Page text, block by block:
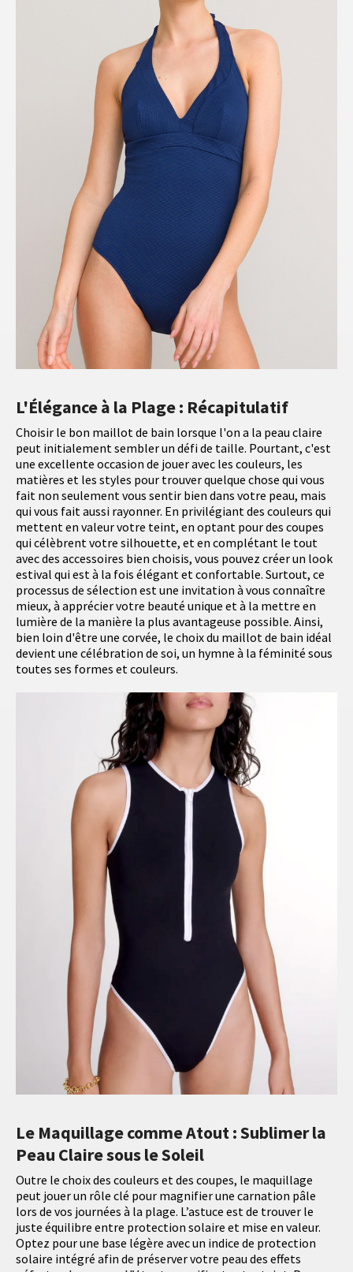
L'Élégance à la Plage : Récapitulatif
Choisir le bon maillot de bain lorsque l'on a la peau claire
peut initialement sembler un défi de taille. Pourtant, c'est
une excellente occasion de jouer avec les couleurs, les
matières et les styles pour trouver quelque chose qui vous
fait non seulement vous sentir bien dans votre peau, mais
qui vous fait aussi rayonner. En privilégiant des couleurs qui
mettent en valeur votre teint, en optant pour des coupes
qui célèbrent votre silhouette, et en complétant le tout
avec des accessoires bien choisis, vous pouvez créer un look
estival qui est à la fois élégant et confortable. Surtout, ce
processus de sélection est une invitation à vous connaître
mieux, à apprécier votre beauté unique et à la mettre en
lumière de la manière la plus avantageuse possible. Ainsi,
bien loin d'être une corvée, le choix du maillot de bain idéal
devient une célébration de soi, un hymne à la féminité sous
toutes ses formes et couleurs.
Le Maquillage comme Atout : Sublimer la
Peau Claire sous le Soleil
Outre le choix des couleurs et des coupes, le maquillage
peut jouer un rôle clé pour magnifier une carnation pâle
lors de vos journées à la plage. L’astuce est de trouver le
juste équilibre entre protection solaire et mise en valeur.
Optez pour une base légère avec un indice de protection
solaire intégré afin de préserver votre peau des effets